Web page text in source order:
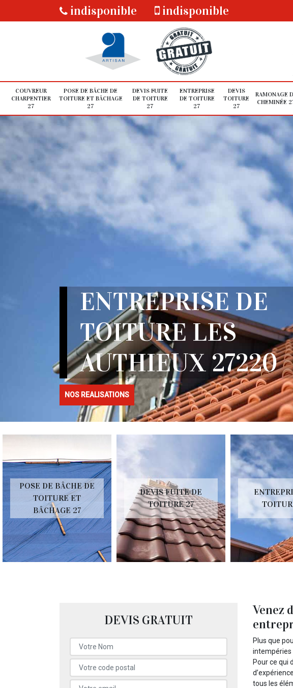
indisponible indisponible
COUVREUR
CHARPENTIER
27
POSE DE BÂCHE DE
TOITURE ET BÂCHAGE
27
DEVIS FUITE
DE TOITURE
27
ENTREPRISE
DE TOITURE
27
DEVIS
TOITURE
27
RAMONAGE
CHEMINÉE
ENTREPRISE DE
TOITURE LES
AUTHIEUX 27220
NOS REALISATIONS
POSE DE BÂCHE DE
TOITURE ET
BÂCHAGE 27
DEVIS FUITE DE
TOITURE 27
DEVIS GRATUIT
Venez
Plus que
intempéries
Pour ce qui
tous les